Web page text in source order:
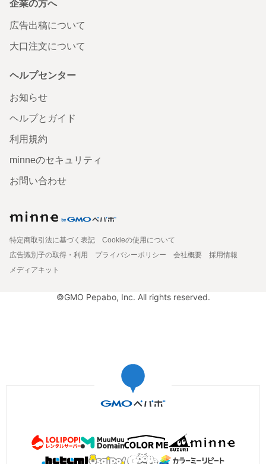
企業の方へ
広告出稿について
大口注文について
ヘルプセンター
お知らせ
ヘルプとガイド
利用規約
minneのセキュリティ
お問い合わせ
特定商取引法に基づく表記
Cookieの使用について
広告識別子の取得・利用
プライバシーポリシー 会社概要
採用情報
メディアキット
©GMO Pepabo, Inc. All rights reserved.